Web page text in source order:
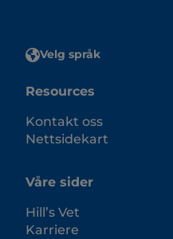
Velg språk
Resources
Kontakt oss
Nettsidekart
Våre sider
Hill’s Vet
Karriere